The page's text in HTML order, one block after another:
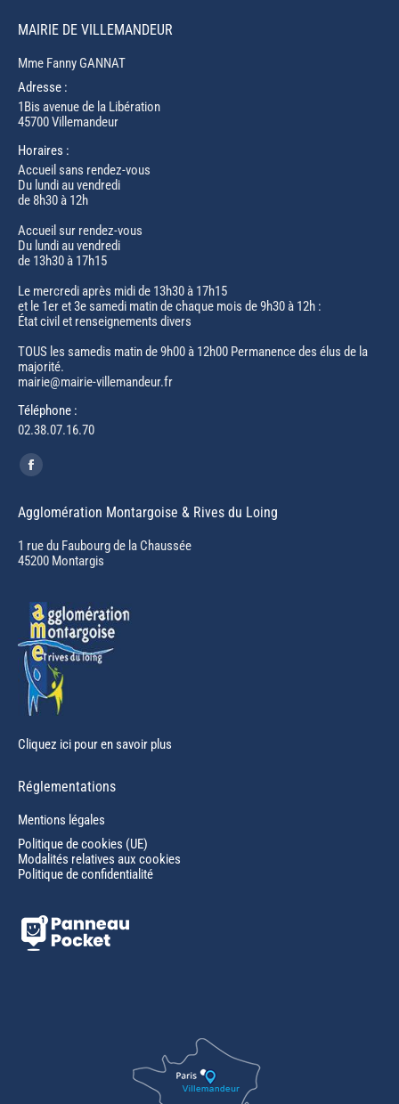
MAIRIE DE VILLEMANDEUR
Mme Fanny GANNAT
Adresse :
1Bis avenue de la Libération
45700 Villemandeur
Horaires :
Accueil sans rendez-vous
Du lundi au vendredi
de 8h30 à 12h
Accueil sur rendez-vous
Du lundi au vendredi
de 13h30 à 17h15
Le mercredi après midi de 13h30 à 17h15
et le 1er et 3e samedi matin de chaque mois de 9h30 à 12h :
État civil et renseignements divers
TOUS les samedis matin de 9h00 à 12h00 Permanence des élus de la
majorité.
mairie@mairie-villemandeur.fr
Téléphone :
02.38.07.16.70
Trouvez nous sur :
Facebook
opens
in
new
Agglomération Montargoise & Rives du Loing
1 rue du Faubourg de la Chaussée
45200 Montargis
Cliquez ici pour en savoir plus
Réglementations
Mentions légales
Politique de cookies (UE)
Modalités relatives aux cookies
Politique de confidentialité